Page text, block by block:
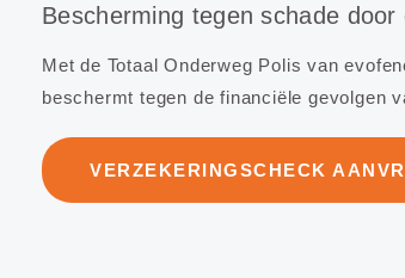
Bescherming tegen schade
Met de Totaal Onderweg Polis van
beschermt tegen de financiële gevolgen
VERZEKERINGSCHECK